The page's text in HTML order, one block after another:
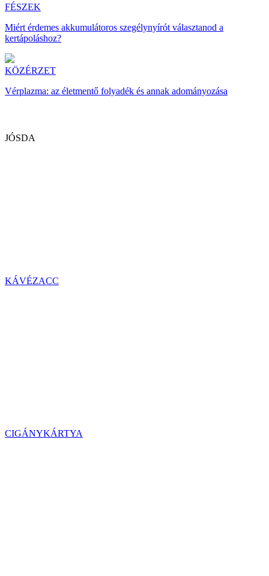
FÉSZEK
Miért érdemes akkumulátoros szegélynyírót választanod a
kertápoláshoz?
KÖZÉRZET
Vérplazma: az életmentő folyadék és annak adományozása
JÓSDA
KÁVÉZACC
CIGÁNYKÁRTYA